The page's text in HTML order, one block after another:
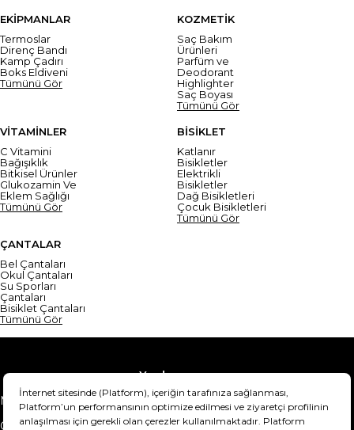
EKİPMANLAR
Termoslar
Direnç Bandı
Kamp Çadırı
Boks Eldiveni
Tümünü Gör
KOZMETİK
Saç Bakım
Ürünleri
Parfüm ve
Deodorant
Highlighter
Saç Boyası
Tümünü Gör
VİTAMİNLER
C Vitamini
Bağışıklık
Bitkisel Ürünler
Glukozamin Ve
Eklem Sağlığı
Tümünü Gör
BİSİKLET
Katlanır
Bisikletler
Elektrikli
Bisikletler
Dağ Bisikletleri
Çocuk Bisikletleri
Tümünü Gör
ÇANTALAR
Bel Çantaları
Okul Çantaları
Su Sporları
Çantaları
Bisiklet Çantaları
Tümünü Gör
Yardım
Mesafeli Satış Sözleşmesi
Teslimat Bilgisi
Gizlilik Sözleşmesi
Şartlar & Koşullar